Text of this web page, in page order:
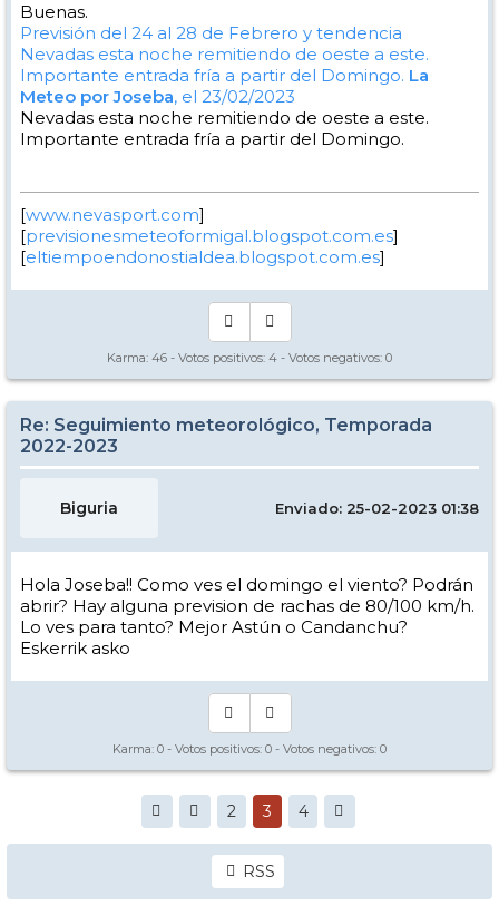
Buenas.
Previsión del 24 al 28 de Febrero y tendencia
Nevadas esta noche remitiendo de oeste a este.
Importante entrada fría a partir del Domingo. La
Meteo por Joseba, el 23/02/2023
Nevadas esta noche remitiendo de oeste a este.
Importante entrada fría a partir del Domingo.
[www.nevasport.com]
[previsionesmeteoformigal.blogspot.com.es]
[eltiempoendonostialdea.blogspot.com.es]
Karma: 46 - Votos positivos: 4 - Votos negativos: 0
Re: Seguimiento meteorológico, Temporada
2022-2023
Biguria Enviado: 25-02-2023 01:38
Hola Joseba!! Como ves el domingo el viento? Podrán
abrir? Hay alguna prevision de rachas de 80/100 km/h.
Lo ves para tanto? Mejor Astún o Candanchu?
Eskerrik asko
Karma: 0 - Votos positivos: 0 - Votos negativos: 0
2 3 4
RSS